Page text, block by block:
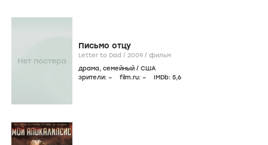
Письмо отцу
Letter to Dad / 2009 / фильм
драма, семейный / США
зрители: – film.ru: – IMDb: 5,6